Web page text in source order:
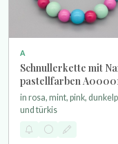
A
Schnullerkette mit
pastellfarben
in rosa, mint, pink,
und türkis